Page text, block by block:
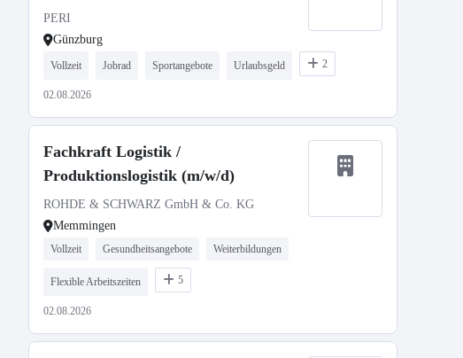
PERI
Günzburg
Vollzeit Jobrad Sportangebote Urlaubsgeld 2
02.08.2026
Fachkraft Logistik /
Produktionslogistik (m/w/d)
ROHDE & SCHWARZ GmbH & Co. KG
Memmingen
Vollzeit Gesundheitsangebote Weiterbildungen
Flexible Arbeitszeiten 5
02.08.2026